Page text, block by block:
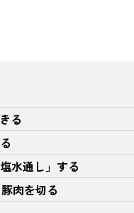
る
水通し」する
肉を切る